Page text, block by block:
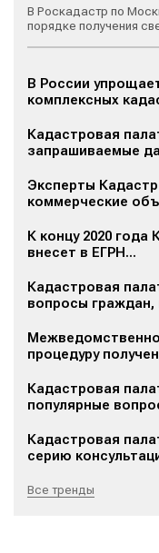
В Роскадастр по
порядке получения
В России
комплексных
Кадастровая
запрашиваемые
Эксперты
коммерческие
К концу 2020
внесет в ЕГРН...
Кадастровая
вопросы граждан,
процедуру
Кадастровая
популярные
Кадастровая
серию
Все тренды